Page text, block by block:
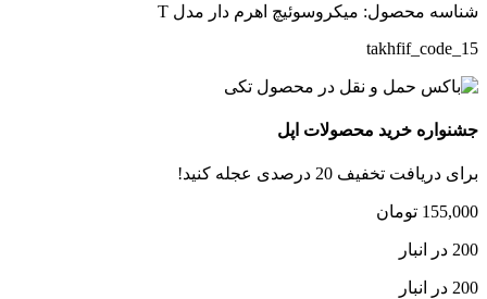
شناسه محصول: میکروسوئیچ اهرم دار مدل T
takhfif_code_15
جشنواره خرید محصولات اپل
برای دریافت تخفیف 20 درصدی عجله کنید!
155,000 تومان
200 در انبار
200 در انبار